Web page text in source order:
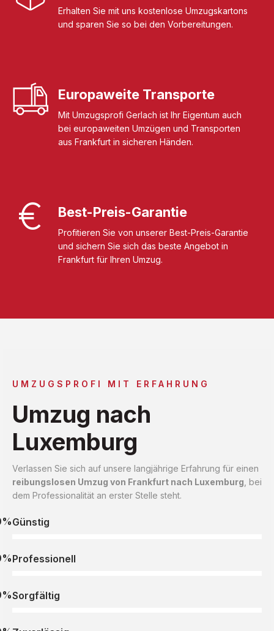
Erhalten Sie mit uns kostenlose Umzugskartons
und sparen Sie so bei den Vorbereitungen.
Europaweite Transporte
Mit Umzugsprofi Gerlach ist Ihr Eigentum auch
bei europaweiten Umzügen und Transporten
aus Frankfurt in sicheren Händen.
Best-Preis-Garantie
Profitieren Sie von unserer Best-Preis-Garantie
und sichern Sie sich das beste Angebot in
Frankfurt für Ihren Umzug.
UMZUGSPROFI MIT ERFAHRUNG
Umzug nach
Luxemburg
Verlassen Sie sich auf unsere langjährige Erfahrung für einen
reibungslosen Umzug von Frankfurt nach Luxemburg , bei
dem Professionalität an erster Stelle steht.
Günstig
Professionell
Sorgfältig